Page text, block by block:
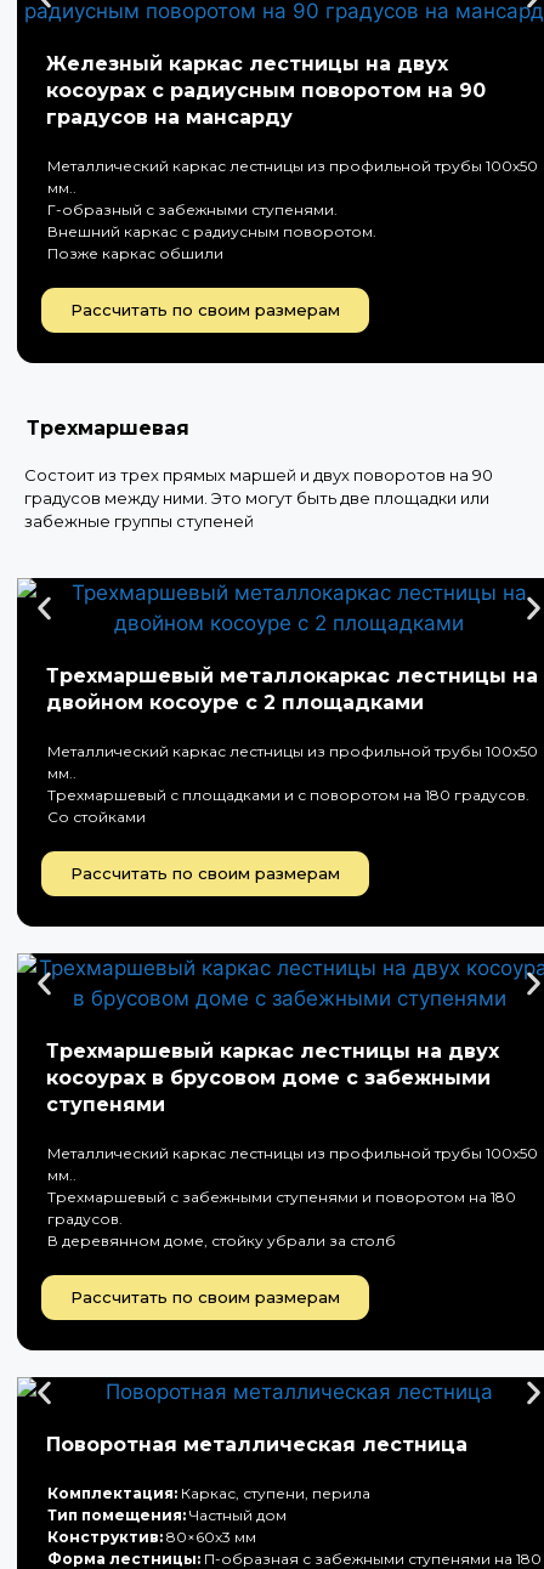
Железный каркас лестницы на двух
косоурах с радиусным поворотом на 90
градусов на мансарду
Металлический каркас лестницы из профильной трубы 100х50
мм..
Г-образный с забежными ступенями.
Внешний каркас с радиусным поворотом.
Позже каркас обшили
Рассчитать по своим размерам
Трехмаршевая
Состоит из трех прямых маршей и двух поворотов на 90
градусов между ними. Это могут быть две площадки или
забежные группы ступеней
Трехмаршевый металлокаркас лестницы на
двойном косоуре с 2 площадками
Металлический каркас лестницы из профильной трубы 100х50
мм..
Трехмаршевый с площадками и с поворотом на 180 градусов.
Со стойками
Рассчитать по своим размерам
Трехмаршевый каркас лестницы на двух
косоурах в брусовом доме с забежными
ступенями
Металлический каркас лестницы из профильной трубы 100х50
мм..
Трехмаршевый с забежными ступенями и поворотом на 180
градусов.
В деревянном доме, стойку убрали за столб
Рассчитать по своим размерам
Поворотная металлическая лестница
Комплектация: Каркас, ступени, перила
Тип помещения: Частный дом
Конструктив: 80×60х3 мм
Форма лестницы: П-образная с забежными ступенями на 180